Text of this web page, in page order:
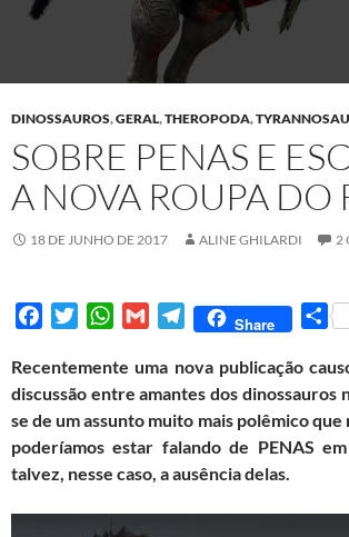
DINOSSAUROS,GERAL,THEROPODA,
SOBRE PENAS E
A NOVA ROUPA DO
18 DE JUNHO DE 2017 ALINE GHILARDI 2
c
e
b
o
o
i
t
t
e
r
W
a
t
s
A
p
G
a
i
l
T
l
e
g
r
a
Share
S
a
r
e
Recentemente uma nova publicação
discussão entre amantes dos dinossauros
se de um assunto muito mais polêmico que
poderíamos estar falando de PENAS
talvez, nesse caso, a ausência delas.